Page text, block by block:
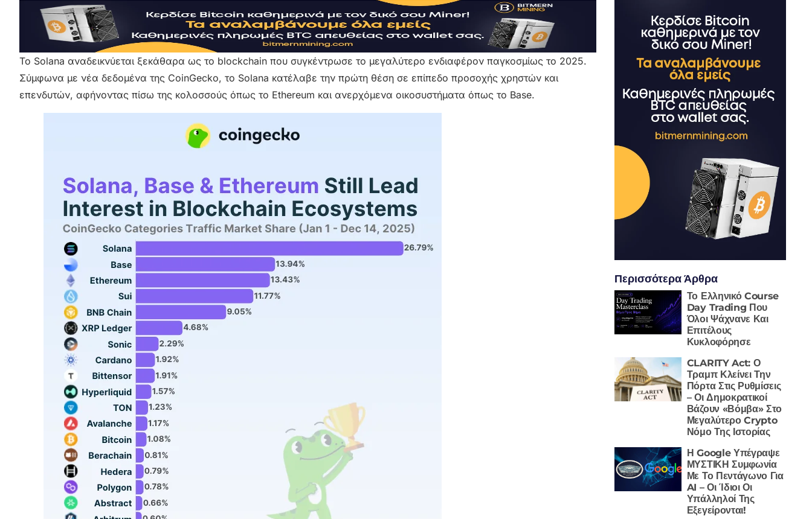
Το Solana αναδεικνύεται ξεκάθαρα ως το blockchain που συγκέντρωσε το μεγαλύτερο ενδιαφέρον παγκοσμίως το 2025.
Σύμφωνα με νέα δεδομένα της CoinGecko, το Solana κατέλαβε την πρώτη θέση σε επίπεδο προσοχής χρηστών και
επενδυτών, αφήνοντας πίσω της κολοσσούς όπως το Ethereum και ανερχόμενα οικοσυστήματα όπως το Base.
Περισσότερα Άρθρα
Το Ελληνικό Course
Day Trading Που
Όλοι Ψάχνανε Και
Επιτέλους
Κυκλοφόρησε
CLARITY Act: Ο
Τραμπ Κλείνει Την
Πόρτα Στις Ρυθμίσεις
– Οι Δημοκρατικοί
Βάζουν «Βόμβα» Στο
Μεγαλύτερο Crypto
Νόμο Της Ιστορίας
Η Google Υπέγραψε
ΜΥΣΤΙΚΗ Συμφωνία
Με Το Πεντάγωνο Για
AI – Οι Ίδιοι Οι
Υπάλληλοί Της
Εξεγείρονται!